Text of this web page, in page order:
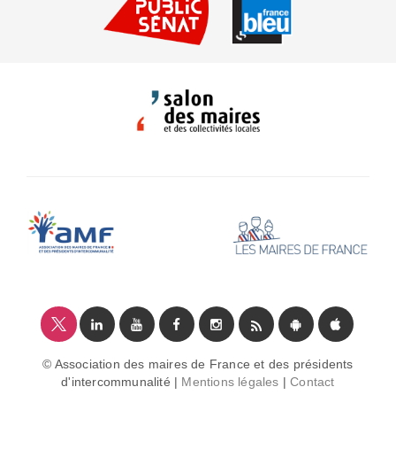
© Association des maires de France et des présidents
d'intercommunalité | Mentions légales |Contact